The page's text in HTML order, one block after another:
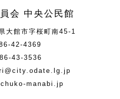
会 中央公民館
大館市字桜町南45-1
42-4369
43-3536
manabi.jp